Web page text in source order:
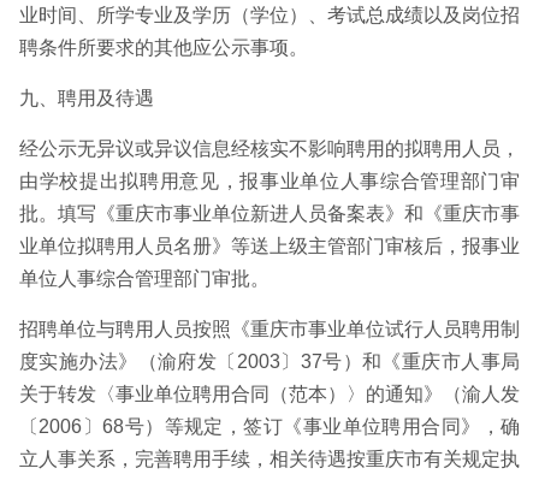
业时间、所学专业及学历（学位）、考试总成绩以及岗位招
聘条件所要求的其他应公示事项。
九、聘用及待遇
经公示无异议或异议信息经核实不影响聘用的拟聘用人员，
由学校提出拟聘用意见，报事业单位人事综合管理部门审
批。填写《重庆市事业单位新进人员备案表》和《重庆市事
业单位拟聘用人员名册》等送上级主管部门审核后，报事业
单位人事综合管理部门审批。
招聘单位与聘用人员按照《重庆市事业单位试行人员聘用制
度实施办法》（渝府发〔2003〕37号）和《重庆市人事局
关于转发〈事业单位聘用合同（范本）〉的通知》（渝人发
〔2006〕68号）等规定，签订《事业单位聘用合同》，确
立人事关系，完善聘用手续，相关待遇按重庆市有关规定执